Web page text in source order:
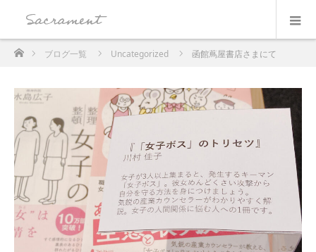
ホームブログ一覧 Uncategorized 函館蔦屋書店さまにて